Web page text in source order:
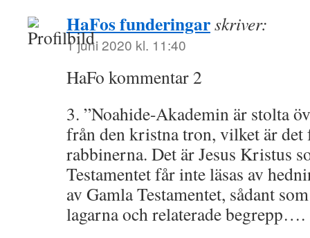
HaFos funderingarskriver:
1 juni 2020 kl. 11:40
HaFo kommentar 2
3. ”Noahide-Akademin är stolta
från den kristna tron, vilket är det
rabbinerna. Det är Jesus Kristus
Testamentet får inte läsas av
av Gamla Testamentet, sådant
lagarna och relaterade begrepp….